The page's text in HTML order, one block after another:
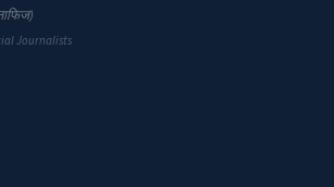
Journalists